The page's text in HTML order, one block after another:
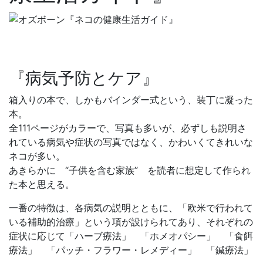
『病気予防とケア』
箱入りの本で、しかもバインダー式という、装丁に凝った
本。
全111ページがカラーで、写真も多いが、必ずしも説明さ
れている病気や症状の写真ではなく、かわいくてきれいな
ネコが多い。
あきらかに “子供を含む家族” を読者に想定して作られ
た本と思える。
一番の特徴は、各病気の説明とともに、「欧米で行われて
いる補助的治療」という項が設けられてあり、それぞれの
症状に応じて「ハーブ療法」 「ホメオパシー」 「食餌
療法」 「パッチ・フラワー・レメディー」 「鍼療法」